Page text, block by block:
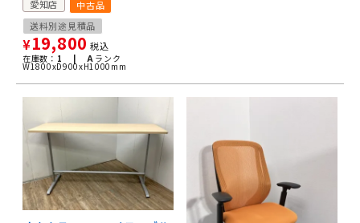
愛知店
中古品
送料別途見積品
¥19,800 税込
在庫数： 1 | Aランク
W1800xD900xH1000mm